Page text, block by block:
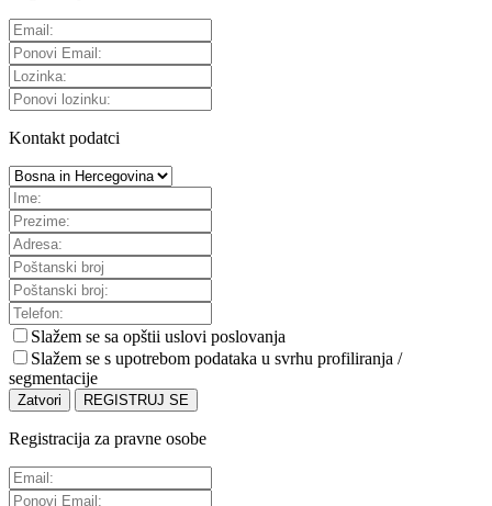
Kontakt podatci
Slažem se sa opštii uslovi poslovanja
Slažem se s upotrebom podataka u svrhu profiliranja /
segmentacije
Zatvori REGISTRUJ SE
Registracija za pravne osobe